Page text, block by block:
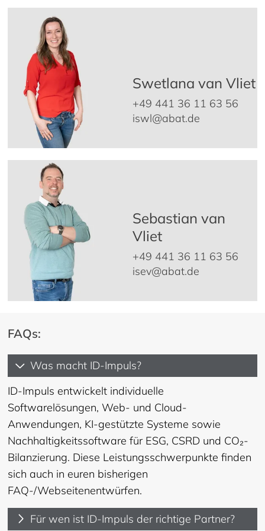
Swetlana van Vliet
+49 441 36 11 63 56
iswl@abat.de
Sebastian van
Vliet
+49 441 36 11 63 56
isev@abat.de
FAQs:
Was macht ID-Impuls?
ID-Impuls entwickelt individuelle
Softwarelösungen, Web- und Cloud-
Anwendungen, KI-gestützte Systeme sowie
Nachhaltigkeitssoftware für ESG, CSRD und CO₂-
Bilanzierung. Diese Leistungsschwerpunkte finden
sich auch in euren bisherigen
FAQ-/Webseitenentwürfen.
Für wen ist ID-Impuls der richtige Partner?